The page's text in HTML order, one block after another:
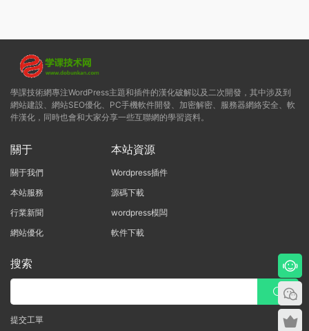
學課技術網專注WordPress主題和插件的漢化破解以及二次開發，其中涉及到
網站建設、網站SEO優化、PC手機軟件開發、加密解密、服務器網絡安全、軟
件漢化，同時也會和大家分享一些互聯網的學習資料。
關于
關于我們
本站服務
行業新聞
網站優化
本站資源
Wordpress插件
源碼下載
wordpress模闆
軟件下載
搜索
提交工單